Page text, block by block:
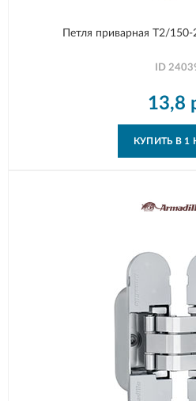
Петля приварная T2/
ID
13,8
КУПИТЬ В 1